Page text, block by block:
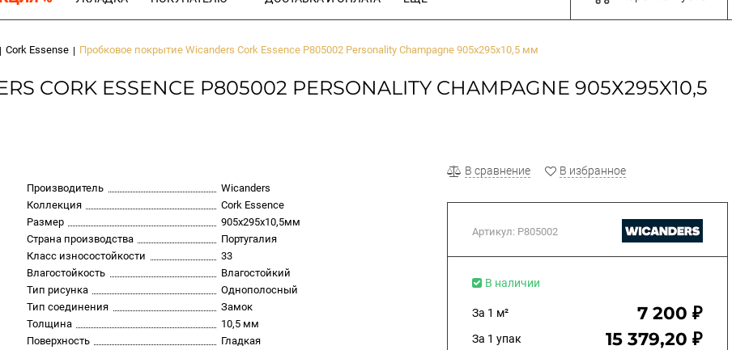
| Cork Essense | Пробковое покрытие Wicanders Cork Essence P805002 Personality Champagne 905х295x10,5 мм
ESSENCE P805002 PERSONALITY CHAMPAGNE 905Х295X10,5
В сравнение В избранное
Артикул: P805002
В наличии
За 1 м² 7 200 ₽
За 1 упак 15 379,20 ₽
Производитель
Wicanders
Коллекция
Cork Essence
Размер
905х295х10,5мм
Страна производства
Португалия
Класс износостойкости
33
Влагостойкость
Влагостойкий
Тип рисунка
Однополосный
Тип соединения
Замок
Толщина
10,5 мм
Поверхность
Гладкая